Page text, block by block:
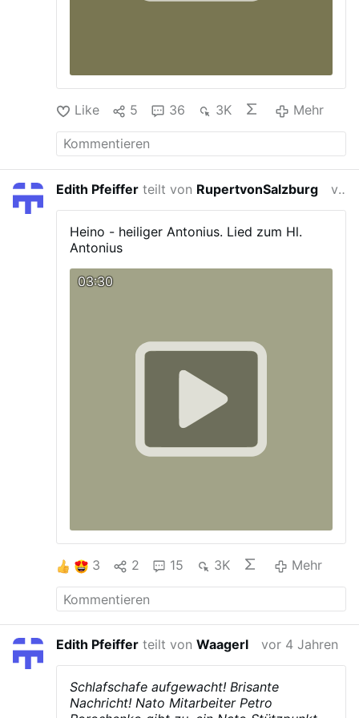
Like 5 36 3K Mehr
Edith Pfeiffer teilt von RupertvonSalzburg vor 4 Jahren
Heino - heiliger Antonius. Lied zum Hl.
Antonius
03:30
3 2 15 3K Mehr
Edith Pfeiffer teilt vonWaagerl vor 4 Jahren
Schlafschafe aufgewacht! Brisante
Nachricht! Nato Mitarbeiter Petro